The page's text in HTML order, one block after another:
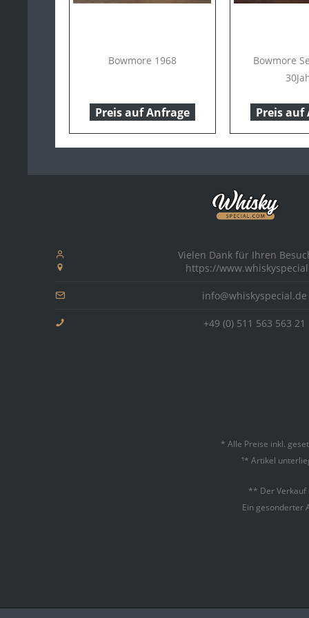
Bowmore 1968
Preis auf Anfrage
Bowmore
Preis auf
Vielen Dank für Ihren
https://
info@whiskyspecial.de
+49 (0) 511 563 563 21
* Alle Preise inkl.
¹* Artikel
** Der Verkauf
Ein gesonderter